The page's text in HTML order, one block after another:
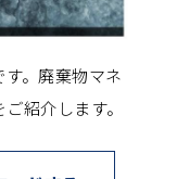
す。廃棄物マネ
紹介します。